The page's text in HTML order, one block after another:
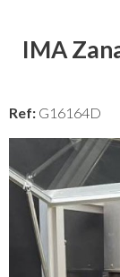
IMA
Ref: G16164D